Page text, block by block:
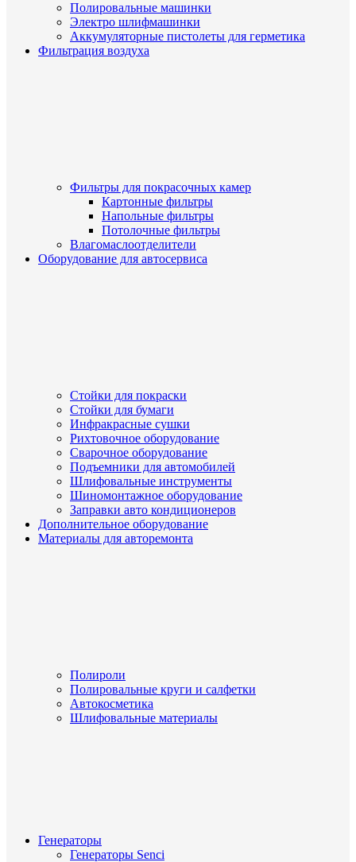
Полировальные машинки
Электро шлифмашинки
Аккумуляторные пистолеты для герметика
Фильтрация воздуха
Фильтры для покрасочных камер
Картонные фильтры
Напольные фильтры
Потолочные фильтры
Влагомаслоотделители
Оборудование для автосервиса
Стойки для покраски
Стойки для бумаги
Инфракрасные сушки
Рихтовочное оборудование
Сварочное оборудование
Подъемники для автомобилей
Шлифовальные инструменты
Шиномонтажное оборудование
Заправки авто кондиционеров
Дополнительное оборудование
Материалы для авторемонта
Полироли
Полировальные круги и салфетки
Автокосметика
Шлифовальные материалы
Генераторы
Генераторы Senci